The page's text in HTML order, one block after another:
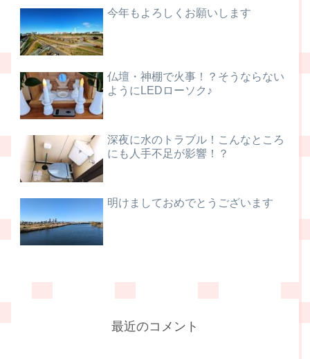
今年もよろしくお願いします
仏壇・神棚で火事！？そうならない
ようにLEDローソク♪
深夜に水のトラブル！こんなところ
にも人手不足が影響！？
明けましておめでとうございます
最近のコメント